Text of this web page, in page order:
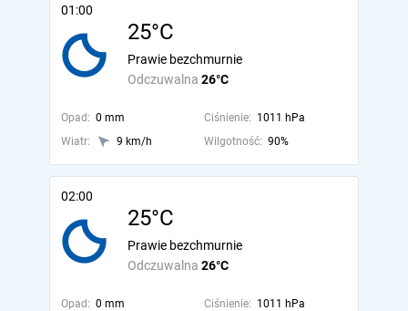
01:00
25°C
Odczuwalna 26°C
Prawie bezchmurnie
Opad: 0 mm Ciśnienie: 1011 hPa
Wiatr:
9 km/h Wilgotność: 90%
02:00
25°C
Odczuwalna 26°C
Prawie bezchmurnie
Opad: 0 mm Ciśnienie: 1011 hPa